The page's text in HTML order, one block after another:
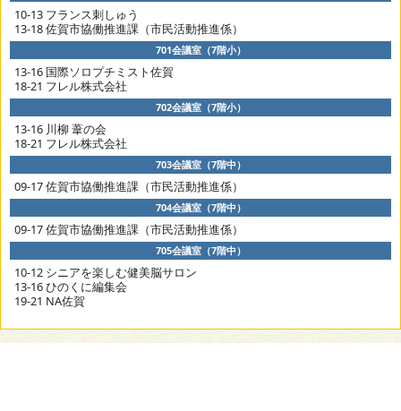
10-13 フランス刺しゅう
13-18 佐賀市協働推進課（市民活動推進係）
701会議室（7階小）
13-16 国際ソロプチミスト佐賀
18-21 フレル株式会社
702会議室（7階小）
13-16 川柳 葦の会
18-21 フレル株式会社
703会議室（7階中）
09-17 佐賀市協働推進課（市民活動推進係）
704会議室（7階中）
09-17 佐賀市協働推進課（市民活動推進係）
705会議室（7階中）
10-12 シニアを楽しむ健美脳サロン
13-16 ひのくに編集会
19-21 NA佐賀